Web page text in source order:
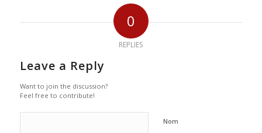
0
REPLIES
Leave a Reply
Want to join the discussion?
Feel free to contribute!
Nom